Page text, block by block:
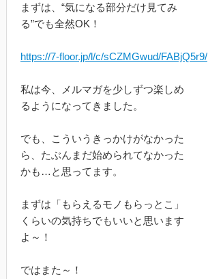
まずは、“気になる部分だけ見てみ
る”でも全然OK！
https://7-floor.jp/l/c/sCZMGwud/FABjQ5r9/
私は今、メルマガを少しずつ楽しめ
るようになってきました。
でも、こういうきっかけがなかった
ら、たぶんまだ始められてなかった
かも…と思ってます。
まずは「もらえるモノもらっとこ」
くらいの気持ちでもいいと思います
よ～！
ではまた～！